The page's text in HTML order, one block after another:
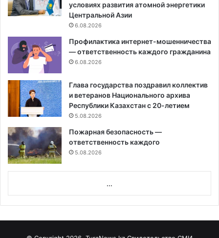
условиях развития атомной энергетики
Центральной Азии
6.08.2026
Профилактика интернет-мошенничества
— ответственность каждого гражданина
6.08.2026
Глава государства поздравил коллектив
и ветеранов Национального архива
Республики Казахстан с 20-летием
5.08.2026
Пожарная безопасность —
ответственность каждого
5.08.2026
...